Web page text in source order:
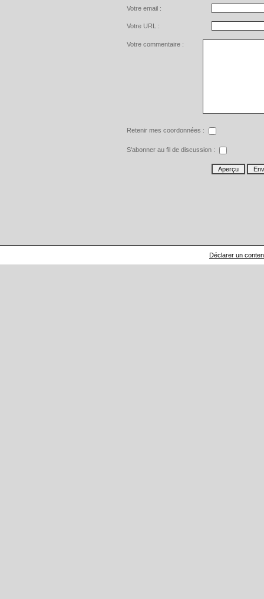
Votre email :
Votre URL :
Votre commentaire :
Retenir mes coordonnées :
S'abonner au fil de discussion :
Déclarer un